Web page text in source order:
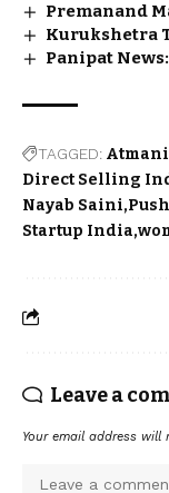
Premanand
Kurukshetra
Panipat News:
TAGGED:
Direct Selling
Nayab Saini
Startup India
Leave a
Your email address will